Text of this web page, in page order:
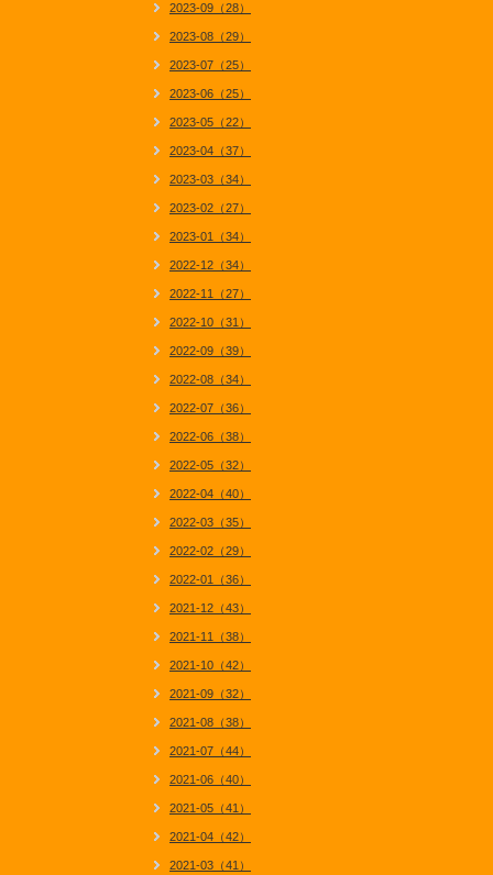
2023-09（28）
2023-08（29）
2023-07（25）
2023-06（25）
2023-05（22）
2023-04（37）
2023-03（34）
2023-02（27）
2023-01（34）
2022-12（34）
2022-11（27）
2022-10（31）
2022-09（39）
2022-08（34）
2022-07（36）
2022-06（38）
2022-05（32）
2022-04（40）
2022-03（35）
2022-02（29）
2022-01（36）
2021-12（43）
2021-11（38）
2021-10（42）
2021-09（32）
2021-08（38）
2021-07（44）
2021-06（40）
2021-05（41）
2021-04（42）
2021-03（41）